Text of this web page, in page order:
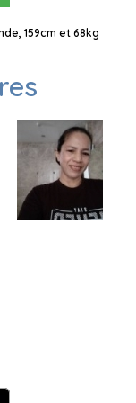
159cm et 68kg